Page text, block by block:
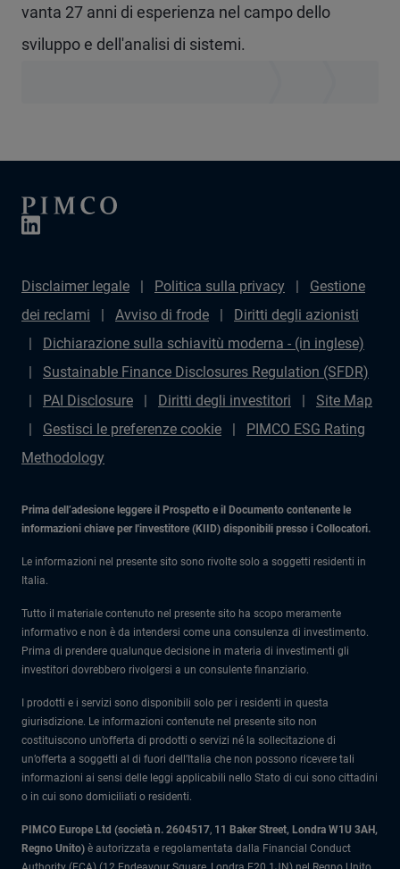
vanta 27 anni di esperienza nel campo dello
sviluppo e dell'analisi di sistemi.
Disclaimer legale Politica sulla privacy
Gestione
dei reclami
Avviso di frode
Diritti degli azionisti
Dichiarazione sulla schiavitù moderna - (in inglese)
Sustainable Finance Disclosures Regulation (SFDR)
PAI Disclosure
Diritti degli investitori
Site Map
Gestisci le preferenze cookie
PIMCO ESG Rating
Methodology
Prima dell’adesione leggere il Prospetto e il Documento contenente le
informazioni chiave per l'investitore (KIID) disponibili presso i Collocatori.
Le informazioni nel presente sito sono rivolte solo a soggetti residenti in
Italia.
Tutto il materiale contenuto nel presente sito ha scopo meramente
informativo e non è da intendersi come una consulenza di investimento.
Prima di prendere qualunque decisione in materia di investimenti gli
investitori dovrebbero rivolgersi a un consulente finanziario.
I prodotti e i servizi sono disponibili solo per i residenti in questa
giurisdizione. Le informazioni contenute nel presente sito non
costituiscono un’offerta di prodotti o servizi né la sollecitazione di
un’offerta a soggetti al di fuori dell’Italia che non possono ricevere tali
informazioni ai sensi delle leggi applicabili nello Stato di cui sono cittadini
o in cui sono domiciliati o residenti.
PIMCO Europe Ltd (società n. 2604517, 11 Baker Street, Londra W1U 3AH,
Regno Unito) è autorizzata e regolamentata dalla Financial Conduct